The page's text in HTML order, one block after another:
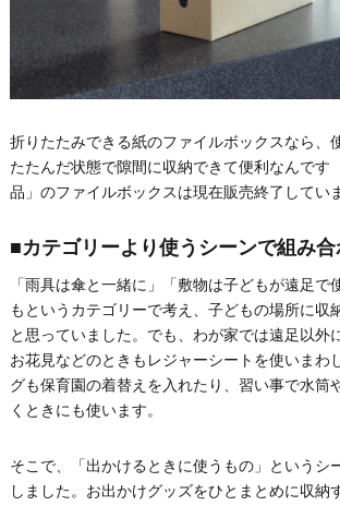
折りたたみできる紙のファイルボックスなら、
たたんだ状態で隙間に収納できて便利なんです
品」のファイルボックスは現在販売終了してい
■カテゴリーより使うシーンで組み合
「雨具は傘と一緒に」「敷物は子どもが遠足で
もというカテゴリーで考え、子どもの場所に収
と思っていました。でも、わが家では遠足以外
お花見などのときもレジャーシートを使いまわ
グも保育園の着替えを入れたり、習い事で水筒
くときにも使います。
そこで、「出かけるときに使うもの」というシ
しました。お出かけグッズをひとまとめに収納